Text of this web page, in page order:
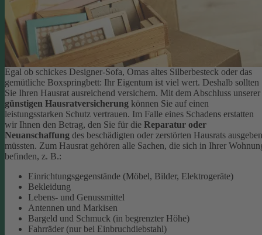
Egal ob schickes Designer-Sofa, Omas altes Silberbesteck oder das
gemütliche Boxspringbett: Ihr Eigentum ist viel wert. Deshalb sollten
Sie Ihren Hausrat ausreichend versichern. Mit dem Abschluss unserer
günstigen Hausratversicherung können Sie auf einen
leistungsstarken Schutz vertrauen. Im Falle eines Schadens erstatten
wir Ihnen den Betrag, den Sie für die Reparatur oder
Neuanschaffung des beschädigten oder zerstörten Hausrats ausgeben
müssten. Zum Hausrat gehören alle Sachen, die sich in Ihrer
befinden, z. B.:
Einrichtungsgegenstände (Möbel, Bilder, Elektrogeräte)
Bekleidung
Lebens- und Genussmittel
Antennen und Markisen
Bargeld und Schmuck (in begrenzter Höhe)
Fahrräder (nur bei Einbruchdiebstahl)